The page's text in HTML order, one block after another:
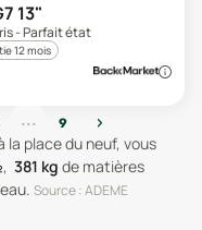
13"
- Parfait état
12 mois
... 9
›
la place du neuf, vous
, 381 kg de matières
. Source : ADEME